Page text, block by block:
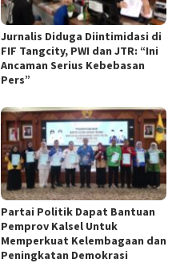
Jurnalis Diduga Diintimidasi di
FIF Tangcity, PWI dan JTR: “Ini
Ancaman Serius Kebebasan
Pers”
Partai Politik Dapat Bantuan
Pemprov Kalsel Untuk
Memperkuat Kelembagaan dan
Peningkatan Demokrasi